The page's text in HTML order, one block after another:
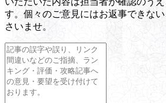
す。個々のご意見にはお返事できな
さいませ。